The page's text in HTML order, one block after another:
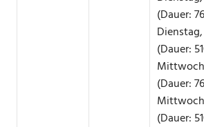
(Dauer:
Dienstag,
(Dauer:
(Dauer:
(Dauer: